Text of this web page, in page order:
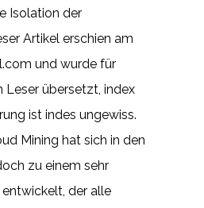
Isolation der
Artikel erschien am
und wurde für
Leser übersetzt, index
ist indes ungewiss.
Mining hat sich in den
zu einem sehr
der alle